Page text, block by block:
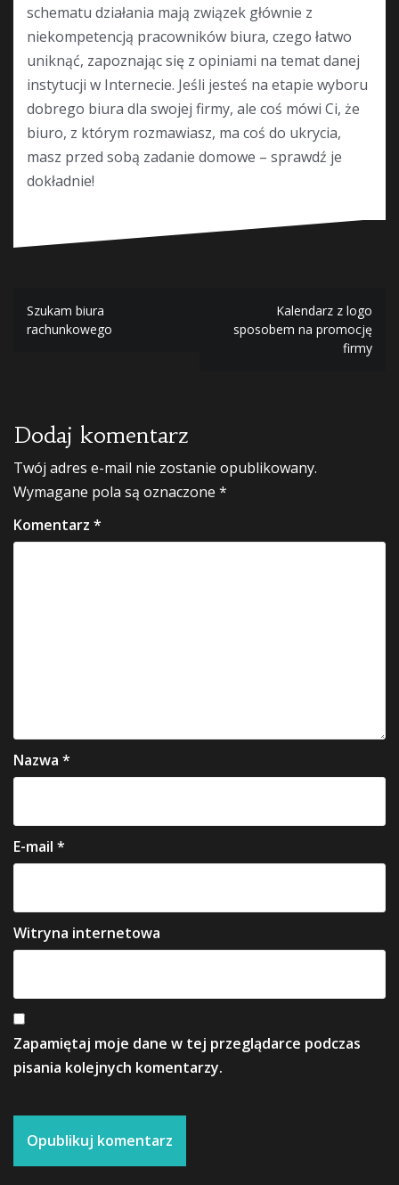
schematu działania mają związek głównie z
niekompetencją pracowników biura, czego łatwo
uniknąć, zapoznając się z opiniami na temat danej
instytucji w Internecie. Jeśli jesteś na etapie wyboru
dobrego biura dla swojej firmy, ale coś mówi Ci, że
biuro, z którym rozmawiasz, ma coś do ukrycia,
masz przed sobą zadanie domowe – sprawdź je
dokładnie!
Nawigacja
wpisu
Szukam biura
rachunkowego
Kalendarz z logo
sposobem na promocję
firmy
Dodaj komentarz
Twój adres e-mail nie zostanie opublikowany.
Wymagane pola są oznaczone *
Komentarz *
Nazwa *
E-mail *
Witryna internetowa
Zapamiętaj moje dane w tej przeglądarce podczas
pisania kolejnych komentarzy.